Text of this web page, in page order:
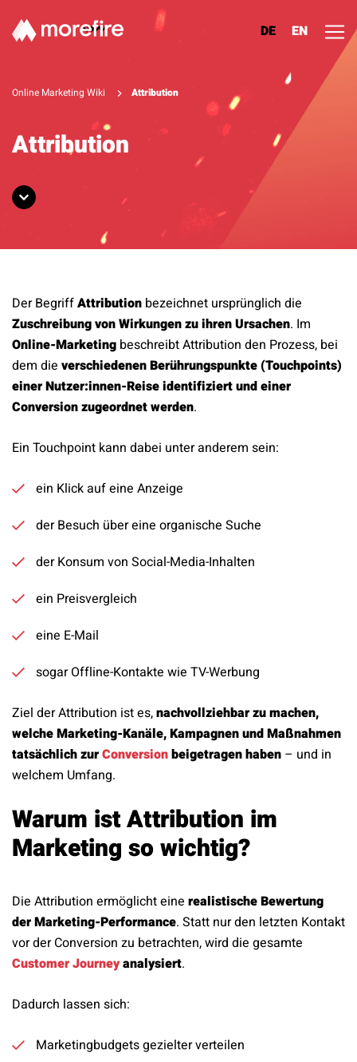
DE EN
Lösungen
Referenzen
Kontakt
Online Marketing Wiki Attribution
Attribution
Der BegriffAttribution bezeichnet ursprünglich die
Zuschreibung von Wirkungen zu ihren Ursachen. Im
Online-Marketing beschreibt Attribution den Prozess, bei
dem die verschiedenen Berührungspunkte (Touchpoints)
einer Nutzer:innen-Reise identifiziert und einer
Conversion zugeordnet werden.
Ein Touchpoint kann dabei unter anderem sein:
ein Klick auf eine Anzeige
der Besuch über eine organische Suche
der Konsum von Social-Media-Inhalten
ein Preisvergleich
eine E-Mail
sogar Offline-Kontakte wie TV-Werbung
Ziel der Attribution ist es,nachvollziehbar zu machen,
welche Marketing-Kanäle, Kampagnen und Maßnahmen
tatsächlich zurConversionbeigetragen haben – und in
welchem Umfang.
Warum ist Attribution im
Marketing so wichtig?
Die Attribution ermöglicht eine realistische Bewertung
der Marketing-Performance. Statt nur den letzten Kontakt
vor der Conversion zu betrachten, wird die gesamte
Customer Journeyanalysiert.
Dadurch lassen sich:
Marketingbudgets gezielter verteilen